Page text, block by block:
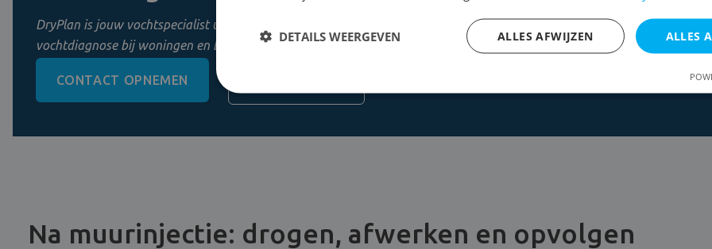
DryPlan is jouw vochtspecialist uit Mechelen. Wij zorgen voor een uitgebreide
vochtdiagnose bij woningen en bedrijven in Vlaanderen.
CONTACT OPNEMEN
Na muurinjectie: drogen, afwerken en opvolgen
ALLES
ALLES AFWIJZEN
DETAILS WEERGEVEN